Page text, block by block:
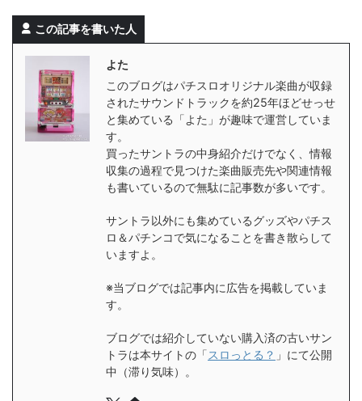
この記事を書いた人
よた
このブログはパチスロオリジナル楽曲が収録
されたサウンドトラックを約25年ほどせっせ
と集めている「よた」が趣味で運営していま
す。
買ったサントラの中身紹介だけでなく、情報
収集の過程で見つけた楽曲販売先や関連情報
も書いているので無駄に記事数が多いです。
サントラ以外にも集めているグッズやパチス
ロ＆パチンコで気になることを書き散らして
いますよ。
※当ブログでは記事内に広告を掲載していま
す。
ブログでは紹介していない購入済の古いサン
トラは本サイトの「スロっとる？ 」にて公開
中（滞り気味）。